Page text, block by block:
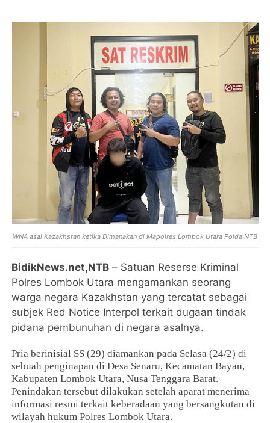
WNA asal Kazakhstan ketika Dimanakan di Mapolres Lombok Utara Polda NTB
BidikNews.net,NTB – Satuan Reserse Kriminal
Polres Lombok Utara mengamankan seorang
warga negara Kazakhstan yang tercatat sebagai
subjek Red Notice Interpol terkait dugaan tindak
pidana pembunuhan di negara asalnya.
Pria berinisial SS (29) diamankan pada Selasa (24/2) di
sebuah penginapan di Desa Senaru, Kecamatan Bayan,
Kabupaten Lombok Utara, Nusa Tenggara Barat.
Penindakan tersebut dilakukan setelah aparat menerima
informasi resmi terkait keberadaan yang bersangkutan di
wilayah hukum Polres Lombok Utara.